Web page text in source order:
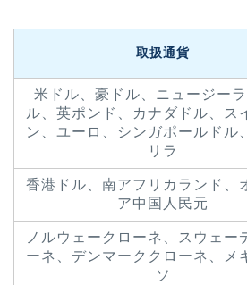
取扱通貨
米ドル、豪ドル、ニュージー
ル、英ポンド、カナダドル、ス
ン、ユーロ、シンガポールドル
リラ
香港ドル、南アフリカランド、
ア中国人民元
ノルウェークローネ、スウェー
ーネ、デンマーククローネ、メ
ソ